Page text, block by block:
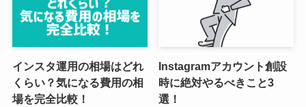
インスタ運用の相場はどれ
くらい？気になる費用の相
場を完全比較！
Instagramアカウント創設
時に絶対やるべきこと3
選！